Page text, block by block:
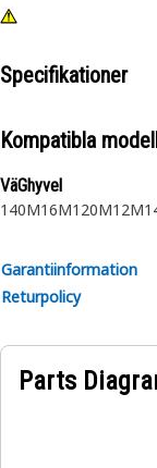
Specifikationer
Kompatibla
VäGhyvel
140M16M120M12M
Garantiinformation
Returpolicy
Parts